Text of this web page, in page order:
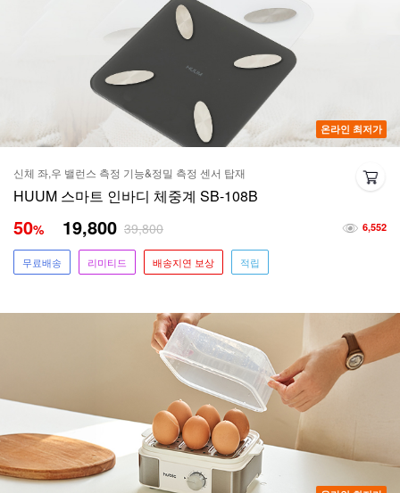
온라인 최저가
신체 좌,우 밸런스 측정 기능&정밀 측정 센서 탑재
HUUM 스마트 인바디 체중계 SB-108B
6,552
50% 19,800 39,800
무료배송 리미티드 배송지연 보상 적립